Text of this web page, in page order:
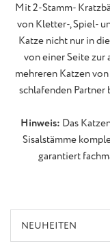
Mit 2-Stamm-
von Kletter-, Spiel-
Katze nicht nur in
von einer Seite zur
mehreren Katzen
schlafenden
Hinweis: Das
Sisalstämme
garantiert